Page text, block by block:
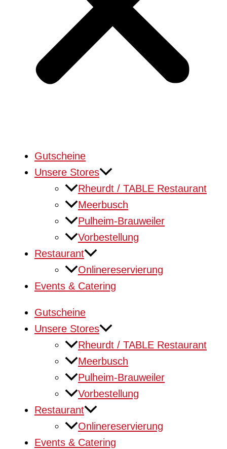
Gutscheine
Unsere Stores
Rheurdt / TABLE Restaurant
Meerbusch
Pulheim-Brauweiler
Vorbestellung
Restaurant
Onlinereservierung
Events & Catering
Gutscheine
Unsere Stores
Rheurdt / TABLE Restaurant
Meerbusch
Pulheim-Brauweiler
Vorbestellung
Restaurant
Onlinereservierung
Events & Catering